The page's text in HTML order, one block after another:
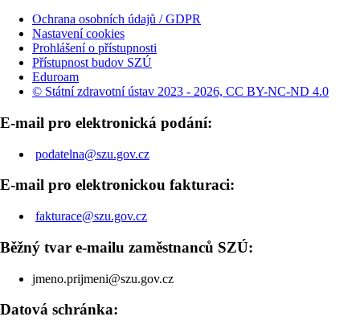
Ochrana osobních údajů / GDPR
Nastavení cookies
Prohlášení o přístupnosti
Přístupnost budov SZÚ
Eduroam
© Státní zdravotní ústav 2023 - 2026, CC BY-NC-ND 4.0
E-mail pro elektronická podání:
podatelna@szu.gov.cz
E-mail pro elektronickou fakturaci:
fakturace@szu.gov.cz
Běžný tvar e-mailu zaměstnanců SZÚ:
jmeno.prijmeni@szu.gov.cz
Datová schránka: